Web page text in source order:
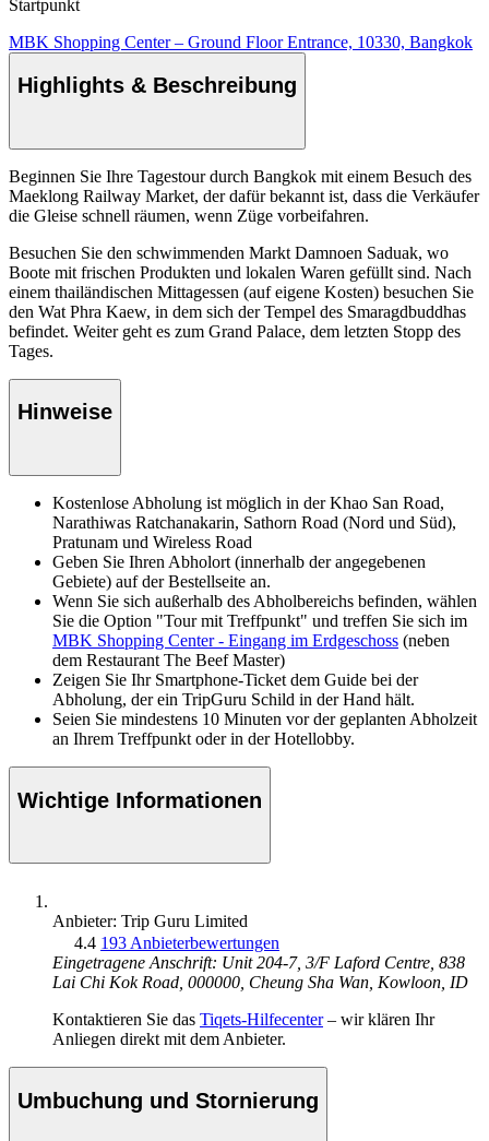
Startpunkt
MBK Shopping Center – Ground Floor Entrance, 10330, Bangkok
Highlights & Beschreibung
Beginnen Sie Ihre Tagestour durch Bangkok mit einem Besuch des
Maeklong Railway Market, der dafür bekannt ist, dass die Verkäufer
die Gleise schnell räumen, wenn Züge vorbeifahren.
Besuchen Sie den schwimmenden Markt Damnoen Saduak, wo
Boote mit frischen Produkten und lokalen Waren gefüllt sind. Nach
einem thailändischen Mittagessen (auf eigene Kosten) besuchen Sie
den Wat Phra Kaew, in dem sich der Tempel des Smaragdbuddhas
befindet. Weiter geht es zum Grand Palace, dem letzten Stopp des
Tages.
Hinweise
Kostenlose Abholung ist möglich in der Khao San Road,
Narathiwas Ratchanakarin, Sathorn Road (Nord und Süd),
Pratunam und Wireless Road
Geben Sie Ihren Abholort (innerhalb der angegebenen
Gebiete) auf der Bestellseite an.
Wenn Sie sich außerhalb des Abholbereichs befinden, wählen
Sie die Option "Tour mit Treffpunkt" und treffen Sie sich im
MBK Shopping Center - Eingang im Erdgeschoss (neben
dem Restaurant The Beef Master)
Zeigen Sie Ihr Smartphone-Ticket dem Guide bei der
Abholung, der ein TripGuru Schild in der Hand hält.
Seien Sie mindestens 10 Minuten vor der geplanten Abholzeit
an Ihrem Treffpunkt oder in der Hotellobby.
Wichtige Informationen
Anbieter: Trip Guru Limited
4.4 193 Anbieterbewertungen
Eingetragene Anschrift: Unit 204-7, 3/F Laford Centre, 838
Lai Chi Kok Road, 000000, Cheung Sha Wan, Kowloon, ID
Kontaktieren Sie das Tiqets-Hilfecenter– wir klären Ihr
Anliegen direkt mit dem Anbieter.
Umbuchung und Stornierung